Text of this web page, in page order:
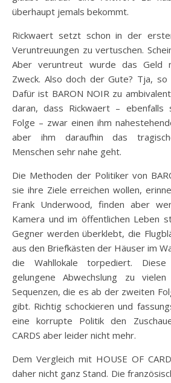
überhaupt jemals bekommt.
Rickwaert setzt schon in der
Veruntreuungen zu vertuschen.
Aber veruntreut wurde das Geld
Zweck. Also doch der Gute? Tja,
Dafür ist BARON NOIR zu
daran, dass Rickwaert –
Folge – zwar einen ihm
aber ihm daraufhin das
Menschen sehr nahe geht.
Die Methoden der Politiker von
sie ihre Ziele erreichen wollen,
Frank Underwood, finden aber
Kamera und im öffentlichen Leben
Gegner werden überklebt, die
aus den Briefkästen der Häuser im
die Wahllokale torpediert.
gelungene Abwechslung zu
Sequenzen, die es ab der zweiten
gibt. Richtig schockieren und
eine korrupte Politik den
CARDS aber leider nicht mehr.
Dem Vergleich mit HOUSE OF
daher nicht ganz Stand. Die